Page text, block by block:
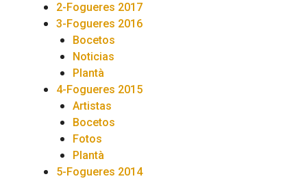
2-Fogueres 2017
3-Fogueres 2016
Bocetos
Noticias
Plantà
4-Fogueres 2015
Artistas
Bocetos
Fotos
Plantà
5-Fogueres 2014